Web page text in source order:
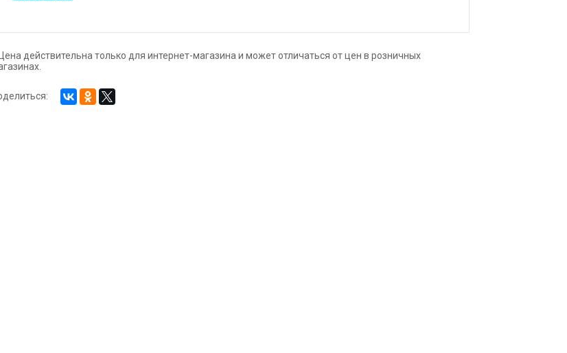
действительна только для интернет-магазина и может отличаться от цен в розничных